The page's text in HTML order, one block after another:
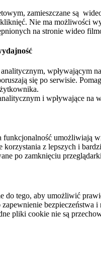
zamieszczane są
Nie ma możliwości
na stronie wideo
wpływającym
się po serwisie.
i wpływające na
funkcjonalność umożliwiają
korzystania z lepszych i
po zamknięciu
do tego, aby umożliwić
bezpieczeństwa
pliki cookie nie są